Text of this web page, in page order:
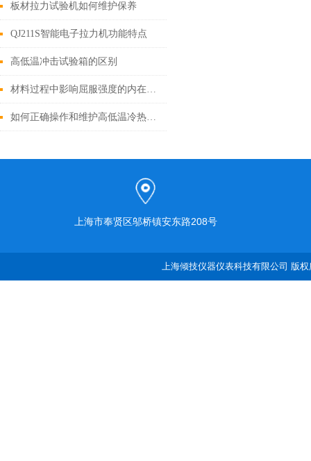
板材拉力试验机如何维护保养
QJ211S智能电子拉力机功能特点
高低温冲击试验箱的区别
材料过程中影响屈服强度的内在因素
如何正确操作和维护高低温冷热冲击试验箱
上海市奉贤区邬桥镇安东路208号
上海倾技仪器仪表科技有限公司 版